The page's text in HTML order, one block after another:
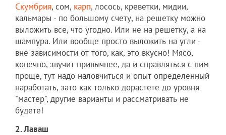
Скумбрия, сом, карп, лосось, креветки, мидии,
кальмары - по большому счету, на решетку можно
выложить все, что угодно. Или не на решетку, а на
шампура. Или вообще просто выложить на угли -
вне зависимости от того, как, это вкусно! Мясо,
конечно, звучит привычнее, да и справляться с ним
проще, тут надо наловчиться и опыт определенный
наработать, зато как только дорастете до уровня
"мастер", другие варианты и рассматривать не
будете!
2. Лаваш